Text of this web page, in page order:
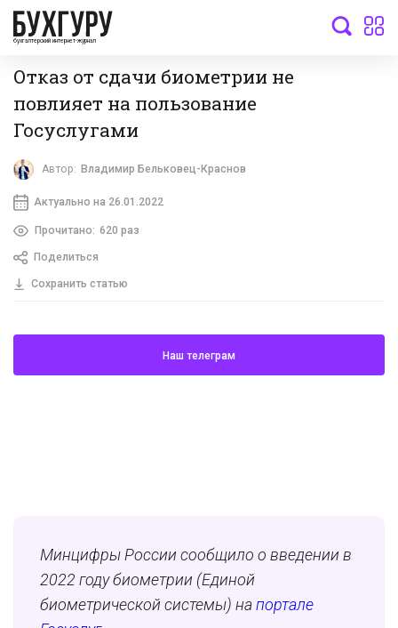
бухгалтерский интернет-журнал
Отказ от сдачи биометрии не
повлияет на пользование
Госуслугами
Автор: Владимир Бельковец-Краснов
Актуально на 26.01.2022
Прочитано: 620 раз
Поделиться
Сохранить статью
Наш телеграм
Минцифры России сообщило о введении в
2022 году биометрии (Единой
биометрической системы) напортале